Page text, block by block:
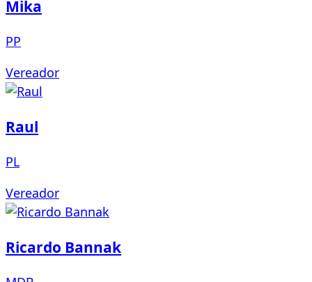
Mika
PP
Vereador
Raul
PL
Vereador
Ricardo Bannak